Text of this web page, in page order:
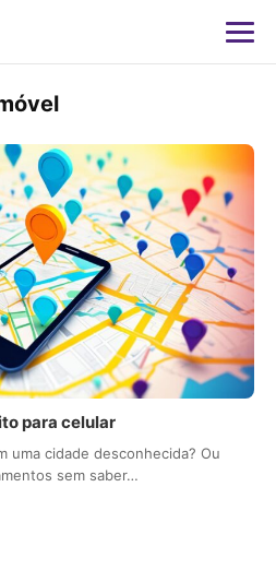
para celular
uma cidade desconhecida? Ou
sem saber…